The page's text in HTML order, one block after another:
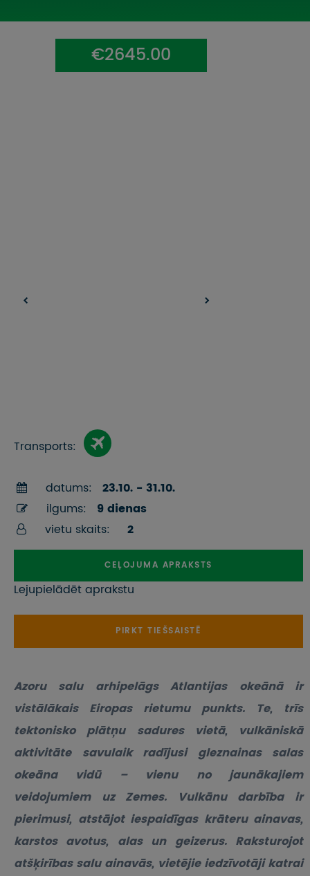
IMPRO KONKURSI€2645.00
Transports:
datums:
23.10. - 31.10.
ilgums:
9 dienas
vietu skaits:
2
CEĻOJUMA APRAKSTS
Lejupielādēt aprakstu
PIRKT TIEŠSAISTĒ
Azoru salu arhipelāgs Atlantijas okeānā ir
vistālākais Eiropas rietumu punkts. Te, trīs
tektonisko plātņu sadures vietā, vulkāniskā
aktivitāte savulaik radījusi gleznainas salas
okeāna vidū – vienu no jaunākajiem
veidojumiem uz Zemes. Vulkānu darbība ir
pierimusi, atstājot iespaidīgas krāteru ainavas,
karstos avotus, alas un geizerus. Raksturojot
atšķirības salu ainavās, vietējie iedzīvotāji katrai